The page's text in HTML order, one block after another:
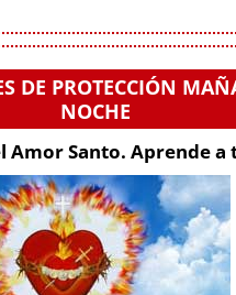
DE PROTECCIÓN
NOCHE
Amor Santo. Aprende a